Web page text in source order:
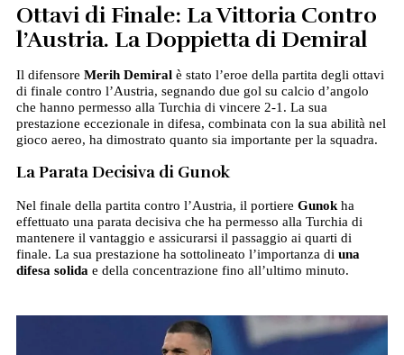
Ottavi di Finale: La Vittoria Contro
l’Austria. La Doppietta di Demiral
Il difensore Merih Demiralè stato l’eroe della partita degli ottavi
di finale contro l’Austria, segnando due gol su calcio d’angolo
che hanno permesso alla Turchia di vincere 2-1. La sua
prestazione eccezionale in difesa, combinata con la sua abilità nel
gioco aereo, ha dimostrato quanto sia importante per la squadra.
La Parata Decisiva di Gunok
Nel finale della partita contro l’Austria, il portiere Gunokha
effettuato una parata decisiva che ha permesso alla Turchia di
mantenere il vantaggio e assicurarsi il passaggio ai quarti di
finale. La sua prestazione ha sottolineato l’importanza di una
difesa solida e della concentrazione fino all’ultimo minuto.